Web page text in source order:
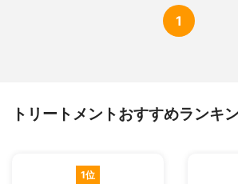
1
トリートメントおすすめランキ
1位